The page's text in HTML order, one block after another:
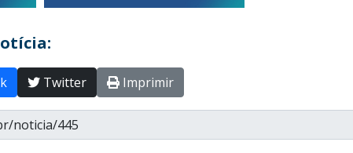
Twitter Imprimir